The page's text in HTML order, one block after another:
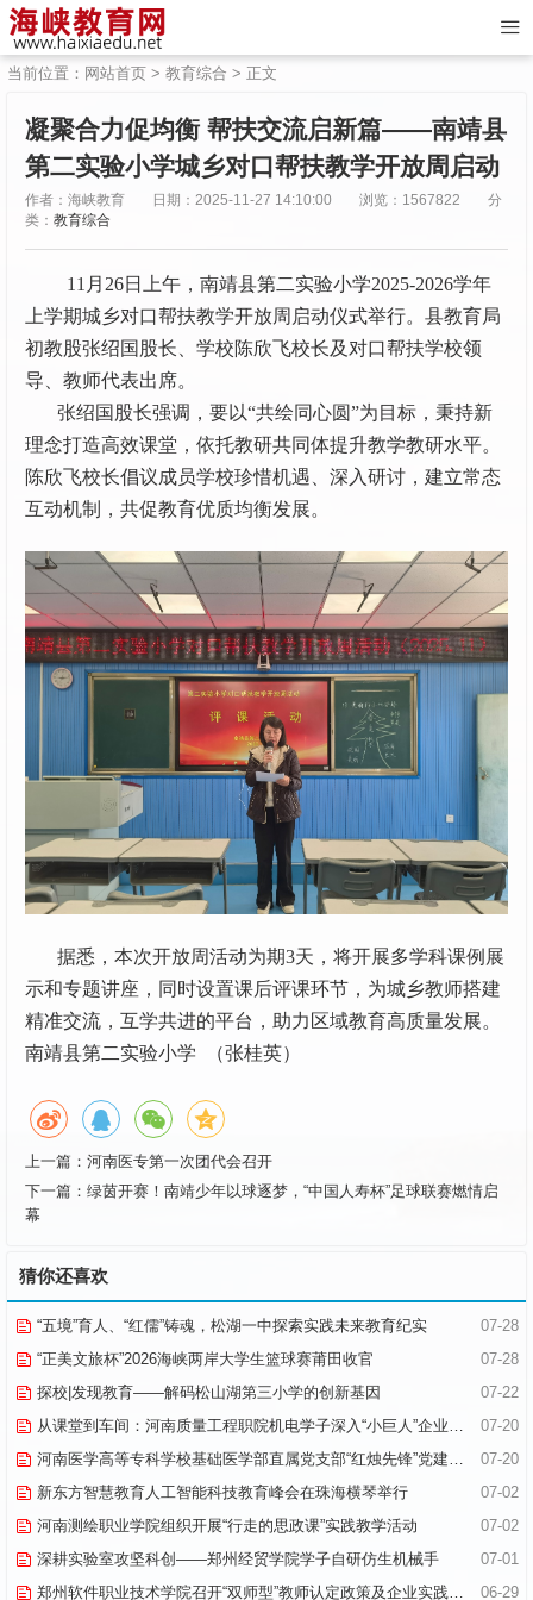
当前位置： 网站首页 > 教育综合 > 正文
凝聚合力促均衡 帮扶交流启新篇——南靖县
第二实验小学城乡对口帮扶教学开放周启动
作者：海峡教育 日期：2025-11-27 14:10:00 浏览：1567822
分
类： 教育综合
11月26日上午，南靖县第二实验小学2025-2026学年
上学期城乡对口帮扶教学开放周启动仪式举行。县教育局
初教股张绍国股长、学校陈欣飞校长及对口帮扶学校领
导、教师代表出席。
张绍国股长强调，要以“共绘同心圆”为目标，秉持新
理念打造高效课堂，依托教研共同体提升教学教研水平。
陈欣飞校长倡议成员学校珍惜机遇、深入研讨，建立常态
互动机制，共促教育优质均衡发展。
据悉，本次开放周活动为期3天，将开展多学科课例展
示和专题讲座，同时设置课后评课环节，为城乡教师搭建
精准交流，互学共进的平台，助力区域教育高质量发展。
南靖县第二实验小学 （张桂英）
上一篇： 河南医专第一次团代会召开
下一篇： 绿茵开赛！南靖少年以球逐梦，“中国人寿杯”足球联赛燃情启
幕
猜你还喜欢
07-28
“五境”育人、“红儒”铸魂，松湖一中探索实践未来教育纪实
07-28
“正美文旅杯”​2026海峡两岸大学生篮球赛莆田收官
07-22
探校|发现教育——解码松山湖第三小学的创新基因
07-20
从课堂到车间：河南质量工程职院机电学子深入“小巨人”企业，交出8份青春“智造”答卷
07-20
河南医学高等专科学校基础医学部直属党支部“红烛先锋”党建品牌创建纪实
07-02
新东方智慧教育人工智能科技教育峰会在珠海横琴举行
07-02
河南测绘职业学院组织开展“行走的思政课”实践教学活动
07-01
深耕实验室攻坚科创——郑州经贸学院学子自研仿生机械手
06-29
郑州软件职业技术学院召开“双师型”教师认定政策及企业实践专项解读会议